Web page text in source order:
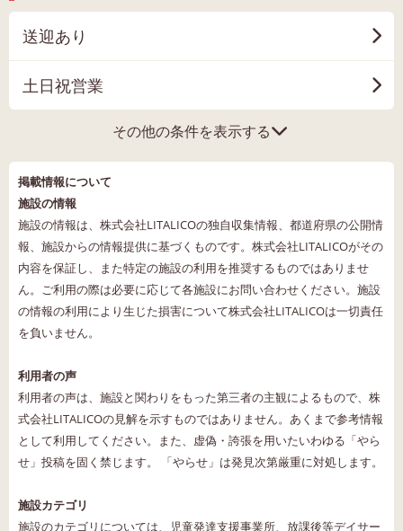
送迎あり
土日祝営業
その他の条件を表示する
掲載情報について
施設の情報
施設の情報は、株式会社LITALICOの独自収集情報、都道府県の公開情
報、施設からの情報提供に基づくものです。株式会社LITALICOがその
内容を保証し、また特定の施設の利用を推奨するものではありませ
ん。ご利用の際は必要に応じて各施設にお問い合わせください。施設
の情報の利用により生じた損害について株式会社LITALICOは一切責任
を負いません。
利用者の声
利用者の声は、施設と関わりをもった第三者の主観によるもので、株
式会社LITALICOの見解を示すものではありません。あくまで参考情報
として利用してください。また、虚偽・誇張を用いたいわゆる「やら
せ」投稿を固く禁じます。 「やらせ」は発見次第厳重に対処します。
施設カテゴリ
施設のカテゴリについては、児童発達支援事業所、放課後等デイサー